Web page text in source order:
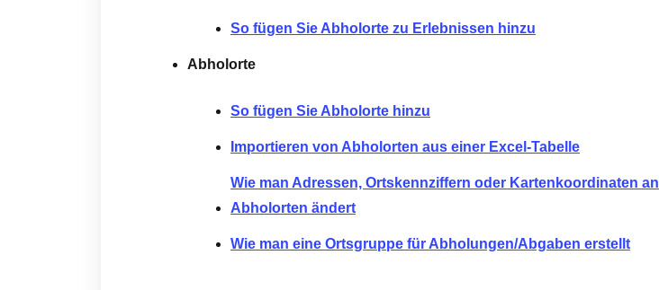
So fügen Sie Abholorte zu Erlebnissen hinzu
Abholorte
So fügen Sie Abholorte hinzu
Importieren von Abholorten aus einer Excel-Tabelle
Wie man Adressen, Ortskennziffern oder Kartenkoordinaten an
Abholorten ändert
Wie man eine Ortsgruppe für Abholungen/Abgaben erstellt